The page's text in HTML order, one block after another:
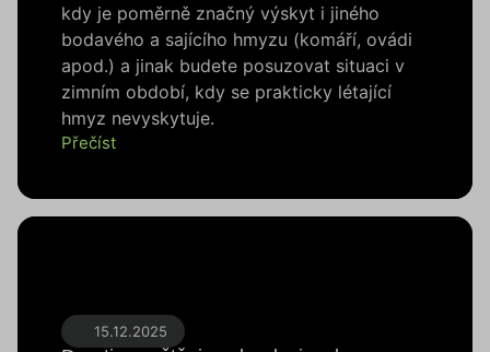
kdy je poměrně značný výskyt i jiného
bodavého a sajícího hmyzu (komáří, ovádi
apod.) a jinak budete posuzovat situaci v
zimním období, kdy se prakticky létající
hmyz nevyskytuje.
Přečíst
15.12.2025